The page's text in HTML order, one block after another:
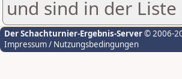
und sind in der
Der Schachturnier-Ergebnis-Server© 2006-
Impressum / Nutzungsbedingungen